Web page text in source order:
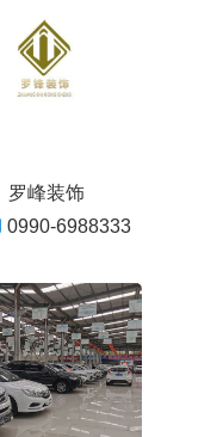
罗峰装饰
0990-6988333